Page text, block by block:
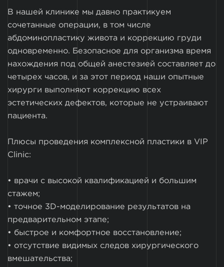
В нашей клинике мы давно практикуем
сочетанные операции, в том числе
абдоминопластику живота и коррекцию груди
одновременно. Безопасное для организма время
нахождения под общей анестезией составляет до
четырех часов, и за этот период наши опытные
хирурги выполняют коррекцию всех
эстетических дефектов, которые не устраивают
пациента.
Плюсы проведения комплексной пластики в VIP
Clinic:
• врачи с высокой квалификацией и большим
стажем;
• точное 3D-моделирование результатов на
предварительном этапе;
• быстрое и комфортное восстановление;
• отсутствие видимых следов хирургического
вмешательства;